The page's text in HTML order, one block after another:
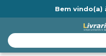
Bem vindo(a)